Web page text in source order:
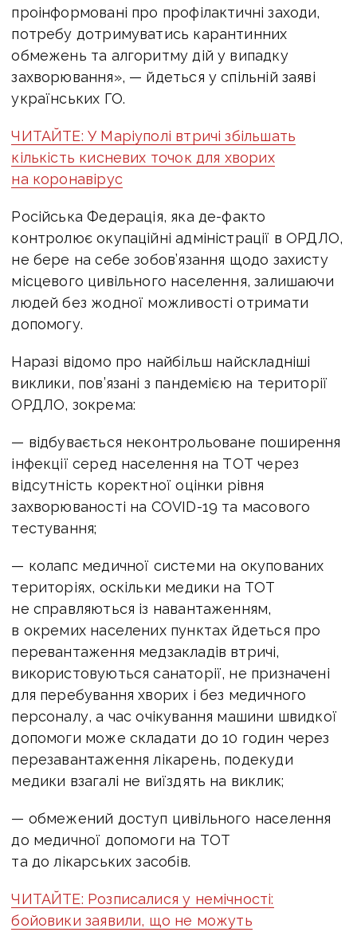
проінформовані про профілактичні заходи,
потребу дотримуватись карантинних
обмежень та алгоритму дій у випадку
захворювання», — йдеться у спільній заяві
українських ГО.
ЧИТАЙТЕ: У Маріуполі втричі збільшать
кількість кисневих точок для хворих
на коронавірус
Російська Федерація, яка де-факто
контролює окупаційні адміністрації в ОРДЛО,
не бере на себе зобов’язання щодо захисту
місцевого цивільного населення, залишаючи
людей без жодної можливості отримати
допомогу.
Наразі відомо про найбільш найскладніші
виклики, пов’язані з пандемією на території
ОРДЛО, зокрема:
— відбувається неконтрольоване поширення
інфекції серед населення на ТОТ через
відсутність коректної оцінки рівня
захворюваності на COVID-19 та масового
тестування;
— колапс медичної системи на окупованих
територіях, оскільки медики на ТОТ
не справляються із навантаженням,
в окремих населених пунктах йдеться про
перевантаження медзакладів втричі,
використовуються санаторії, не призначені
для перебування хворих і без медичного
персоналу, а час очікування машини швидкої
допомоги може складати до 10 годин через
перезавантаження лікарень, подекуди
медики взагалі не виїздять на виклик;
— обмежений доступ цивільного населення
до медичної допомоги на ТОТ
та до лікарських засобів.
ЧИТАЙТЕ: Розписалися у немічності:
бойовики заявили, що не можуть